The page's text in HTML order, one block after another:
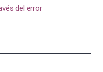
del error